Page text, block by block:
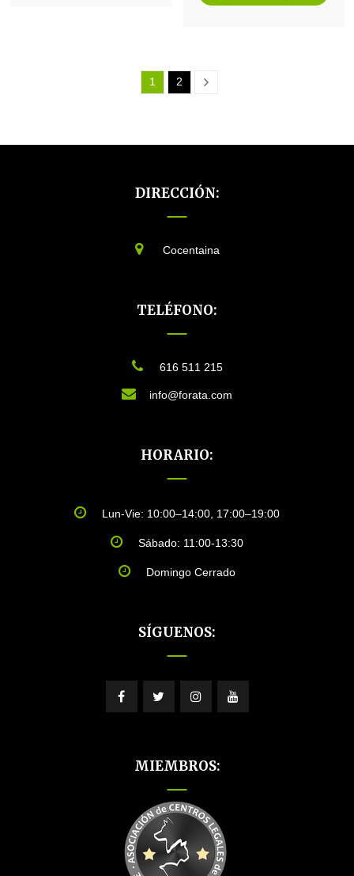
1 2 Next
DIRECCIÓN:
Cocentaina
TELÉFONO:
616 511 215
info@forata.com
HORARIO:
Lun-Vie: 10:00–14:00, 17:00–19:00
Sábado: 11:00-13:30
Domingo Cerrado
SÍGUENOS:
MIEMBROS: